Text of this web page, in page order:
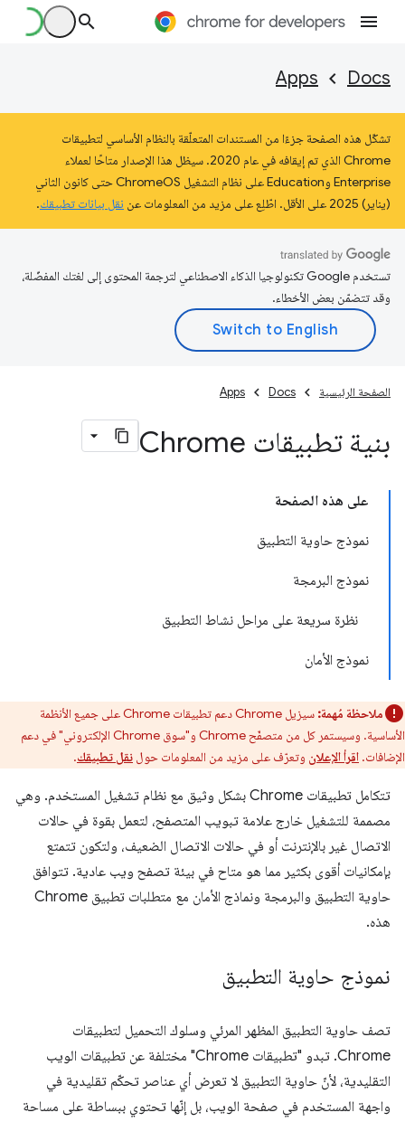
Docs
Apps
تشكّل هذه الصفحة جزءًا من المستندات المتعلّقة بالنظام الأساسي لتطبيقات
Chrome الذي تم إيقافه في عام 2020. سيظل هذا الإصدار متاحًا لعملاء
Enterprise وEducation على نظام التشغيل ChromeOS حتى كانون الثاني
(يناير) 2025 على الأقل. اطّلِع على مزيد من المعلومات عن
نقل بيانات تطبيقك.
تستخدم Google تكنولوجيا الذكاء الاصطناعي لترجمة المحتوى إلى لغتك المفضّلة،
وقد تتضمّن بعض الأخطاء.
الصفحة الرئيسية Docs
Apps
بنية تطبيقات Chrome
على هذه الصفحة
نموذج حاوية التطبيق
نموذج البرمجة
نظرة سريعة على مراحل نشاط التطبيق
نموذج الأمان
ملاحظة مُهمة:
سيزيل Chrome دعم تطبيقات Chrome على جميع الأنظمة
الأساسية. وسيستمر كل من متصفّح Chrome و"سوق Chrome الإلكتروني" في دعم
الإضافات. اقرأ الإعلان وتعرّف على مزيد من المعلومات حول نقل تطبيقك.
تتكامل تطبيقات Chrome بشكل وثيق مع نظام تشغيل المستخدم. وهي
مصممة للتشغيل خارج علامة تبويب المتصفح، لتعمل بقوة في حالات
الاتصال غير بالإنترنت أو في حالات الاتصال الضعيف، ولتكون تتمتع
بإمكانيات أقوى بكثير مما هو متاح في بيئة تصفح ويب عادية. تتوافق
حاوية التطبيق والبرمجة ونماذج الأمان مع متطلبات تطبيق Chrome
هذه.
نموذج حاوية التطبيق
تصف حاوية التطبيق المظهر المرئي وسلوك التحميل لتطبيقات
Chrome. تبدو "تطبيقات Chrome" مختلفة عن تطبيقات الويب
التقليدية، لأنّ حاوية التطبيق لا تعرض أي عناصر تحكّم تقليدية في
واجهة المستخدم في صفحة الويب، بل إنّها تحتوي ببساطة على مساحة